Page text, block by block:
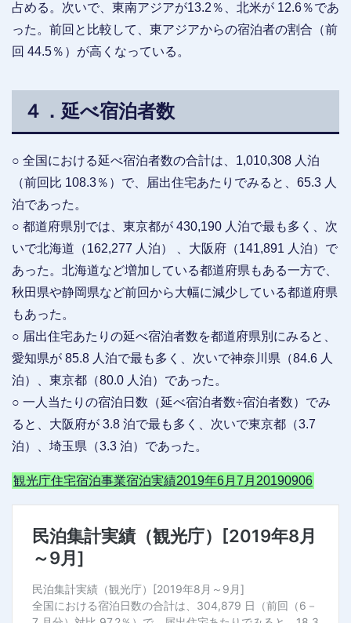
占める。次いで、東南アジアが13.2％、北米が 12.6％であ
った。前回と比較して、東アジアからの宿泊者の割合（前
回 44.5％）が高くなっている。
４．延べ宿泊者数
○ 全国における延べ宿泊者数の合計は、1,010,308 人泊
（前回比 108.3％）で、届出住宅あたりでみると、65.3 人
泊であった。
○ 都道府県別では、東京都が 430,190 人泊で最も多く、次
いで北海道（162,277 人泊） 、大阪府（141,891 人泊）で
あった。北海道など増加している都道府県もある一方で、
秋田県や静岡県など前回から大幅に減少している都道府県
もあった。
○ 届出住宅あたりの延べ宿泊者数を都道府県別にみると、
愛知県が 85.8 人泊で最も多く、次いで神奈川県（84.6 人
泊）、東京都（80.0 人泊）であった。
○ 一人当たりの宿泊日数（延べ宿泊者数÷宿泊者数）でみ
ると、大阪府が 3.8 泊で最も多く、次いで東京都（3.7
泊）、埼玉県（3.3 泊）であった。
観光庁住宅宿泊事業宿泊実績2019年6月7月20190906